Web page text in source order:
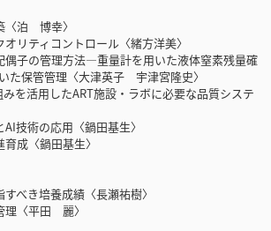
泊 博幸〉
ティコントロール〈緒方洋美〉
子の管理方法―重量計を用いた液体窒素残量確
た保管管理〈大津英子 宇津宮隆史〉
活用したART施設・ラボに必要な品質システ
技術の応用〈鍋田基生〉
成〈鍋田基生〉
べき培養成績〈長瀬祐樹〉
〈平田 麗〉